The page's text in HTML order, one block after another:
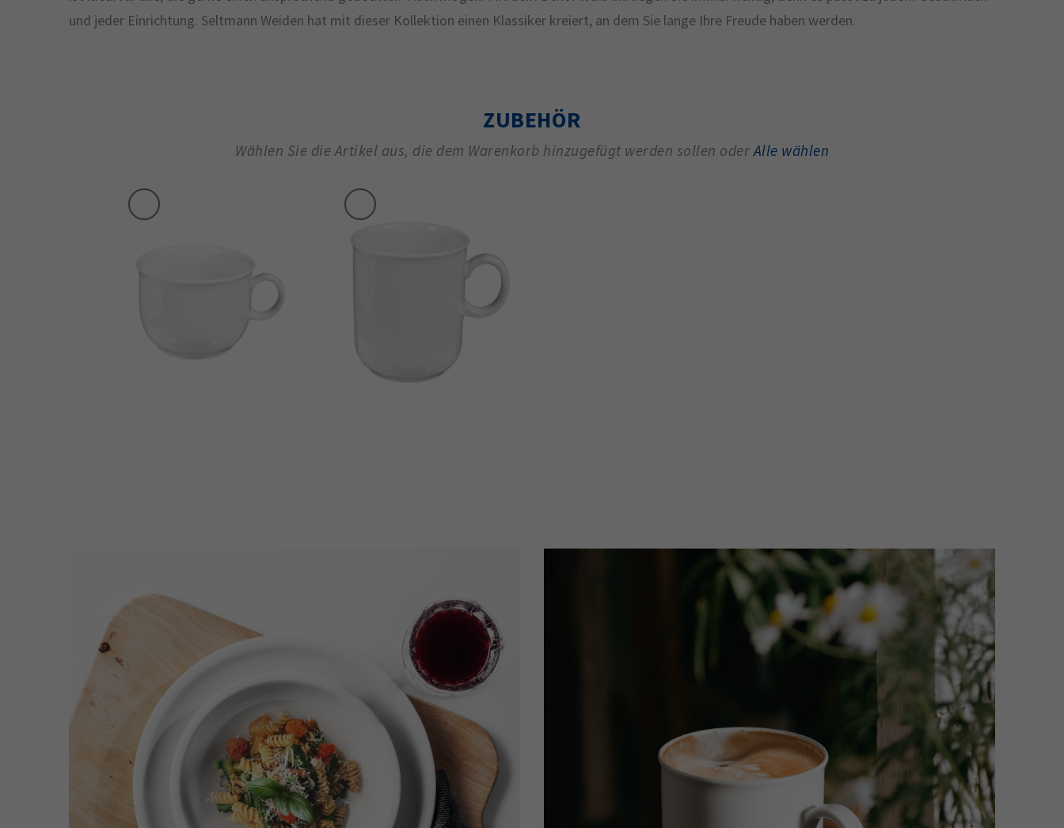
und jeder Einrichtung. Seltmann Weiden hat mit dieser Kollektion einen Klassiker kreiert, an dem Sie lange Ihre Freude haben werden.
ZUBEHÖR
Wählen Sie die Artikel aus, die dem Warenkorb hinzugefügt werden sollen oderAlle wählen